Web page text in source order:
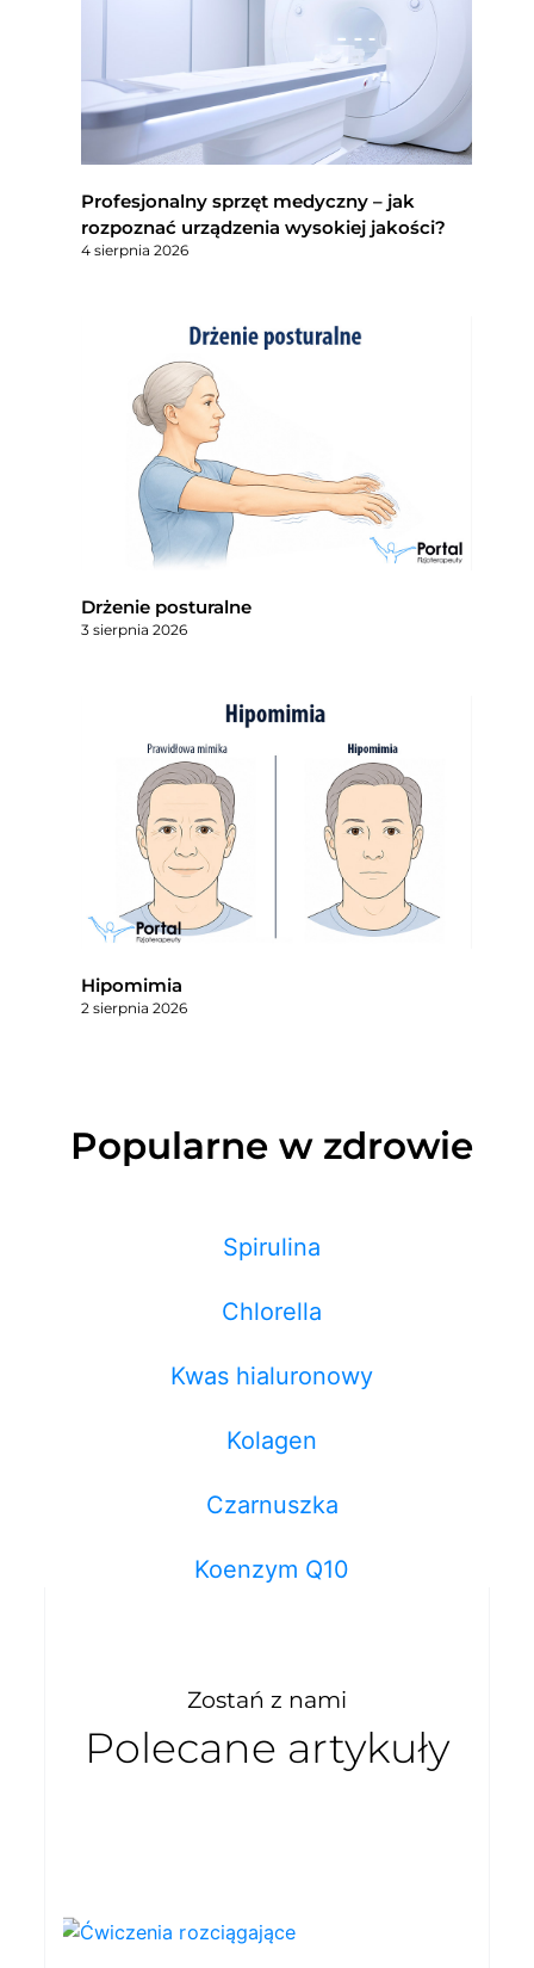
Profesjonalny sprzęt medyczny – jak
rozpoznać urządzenia wysokiej jakości?
4 sierpnia 2026
Drżenie posturalne
3 sierpnia 2026
Hipomimia
2 sierpnia 2026
Popularne w zdrowie
Spirulina
Chlorella
Kwas hialuronowy
Kolagen
Czarnuszka
Koenzym Q10
Zostań z nami
Polecane artykuły